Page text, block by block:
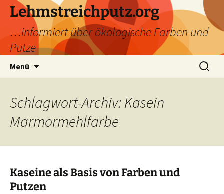
Zum
Inhalt
springen
Lehmstreichputz.org
…informiert über ökologische Farben und
Putze
Menü
Suchen
nach:
Schlagwort-Archiv: Kasein
Marmormehlfarbe
Kaseine als Basis von Farben und
Putzen